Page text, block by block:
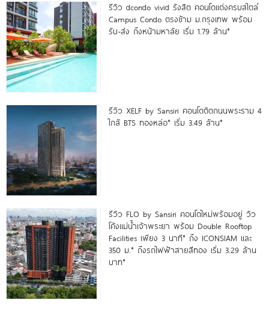
รีวิว dcondo vivid รังสิต คอนโดแต่งครบสไตล์
Campus Condo ตรงข้าม ม.กรุงเทพ พร้อม
รับ-ส่ง ถึงหน้ามหาลัย เริ่ม 1.79 ล้าน*
รีวิว XELF by Sansiri คอนโดติดถนนพระราม 4
ใกล้ BTS ทองหล่อ* เริ่ม 3.49 ล้าน*
รีวิว FLO by Sansiri คอนโดใหม่พร้อมอยู่ วิว
โค้งแม่น้ำเจ้าพระยา พร้อม Double Rooftop
Facilities เพียง 3 นาที* ถึง ICONSIAM และ
350 ม.* ถึงรถไฟฟ้าสายสีทอง เริ่ม 3.29 ล้าน
บาท*